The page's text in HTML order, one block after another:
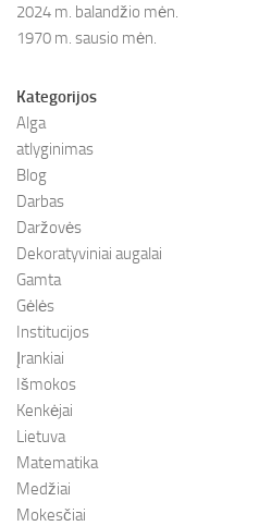
2024 m. balandžio mėn.
1970 m. sausio mėn.
Kategorijos
Alga
atlyginimas
Blog
Darbas
Daržovės
Dekoratyviniai augalai
Gamta
Gėlės
Institucijos
Įrankiai
Išmokos
Kenkėjai
Lietuva
Matematika
Medžiai
Mokesčiai